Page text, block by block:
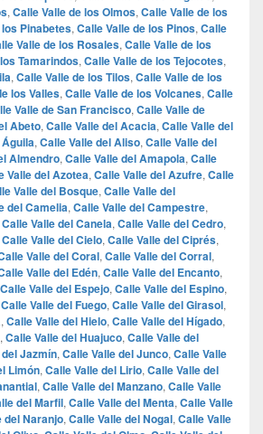
, Calle Valle de los Olmos, Calle Valle de los
Pinabetes, Calle Valle de los Pinos, Calle
Valle de los Rosales, Calle Valle de los
Tamarindos, Calle Valle de los Tejocotes,
, Calle Valle de los Tilos, Calle Valle de los
los Valles, Calle Valle de los Volcanes, Calle
Valle de San Francisco, Calle Valle de
Abeto, Calle Valle del Acacia, Calle Valle del
, Calle Valle del Aliso, Calle Valle del
Almendro, Calle Valle del Amapola, Calle
Valle del Azotea, Calle Valle del Azufre, Calle
Valle del Bosque, Calle Valle del
del Camelia, Calle Valle del Campestre,
Calle Valle del Canela, Calle Valle del Cedro,
Calle Valle del Cielo, Calle Valle del Ciprés,
Valle del Coral, Calle Valle del Corral,
Valle del Edén, Calle Valle del Encanto,
Calle Valle del Espejo, Calle Valle del Espino,
Calle Valle del Fuego, Calle Valle del Girasol,
, Calle Valle del Hielo, Calle Valle del Hígado,
, Calle Valle del Huajuco, Calle Valle del
Jazmín, Calle Valle del Junco, Calle Valle
Limón, Calle Valle del Lirio, Calle Valle del
, Calle Valle del Manzano, Calle Valle
del Marfil, Calle Valle del Menta, Calle Valle
del Naranjo, Calle Valle del Nogal, Calle Valle